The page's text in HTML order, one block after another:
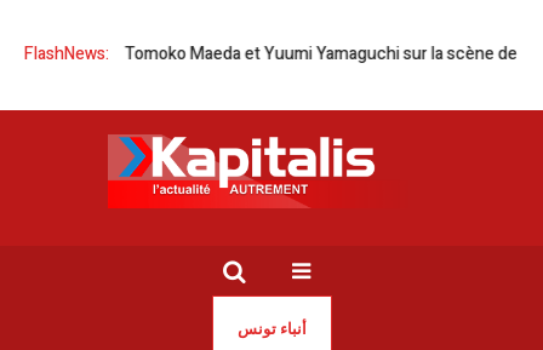
FlashNews:
Japon | Tomoko Maeda et Yuumi Yamaguchi sur la scène de l’Opéra
أنباء تونس